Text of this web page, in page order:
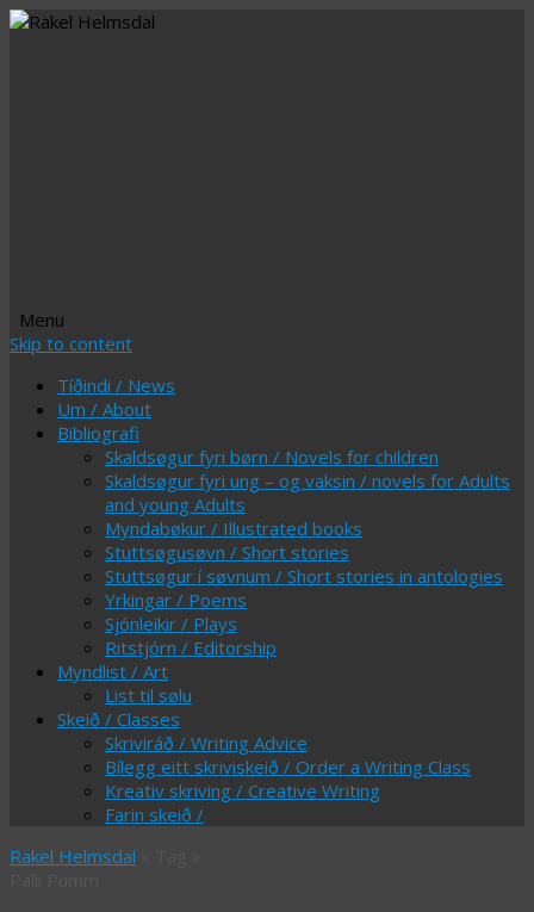
Menu
Skip to content
Tíðindi / News
Um / About
Bibliografi
Skaldsøgur fyri børn / Novels for children
Skaldsøgur fyri ung – og vaksin / novels for Adults
and young Adults
Myndabøkur / Illustrated books
Stuttsøgusøvn / Short stories
Stuttsøgur í søvnum / Short stories in antologies
Yrkingar / Poems
Sjónleikir / Plays
Ritstjórn / Editorship
Myndlist / Art
List til sølu
Skeið / Classes
Skriviráð / Writing Advice
Bílegg eitt skriviskeið / Order a Writing Class
Kreativ skriving / Creative Writing
Farin skeið /
Rakel Helmsdal